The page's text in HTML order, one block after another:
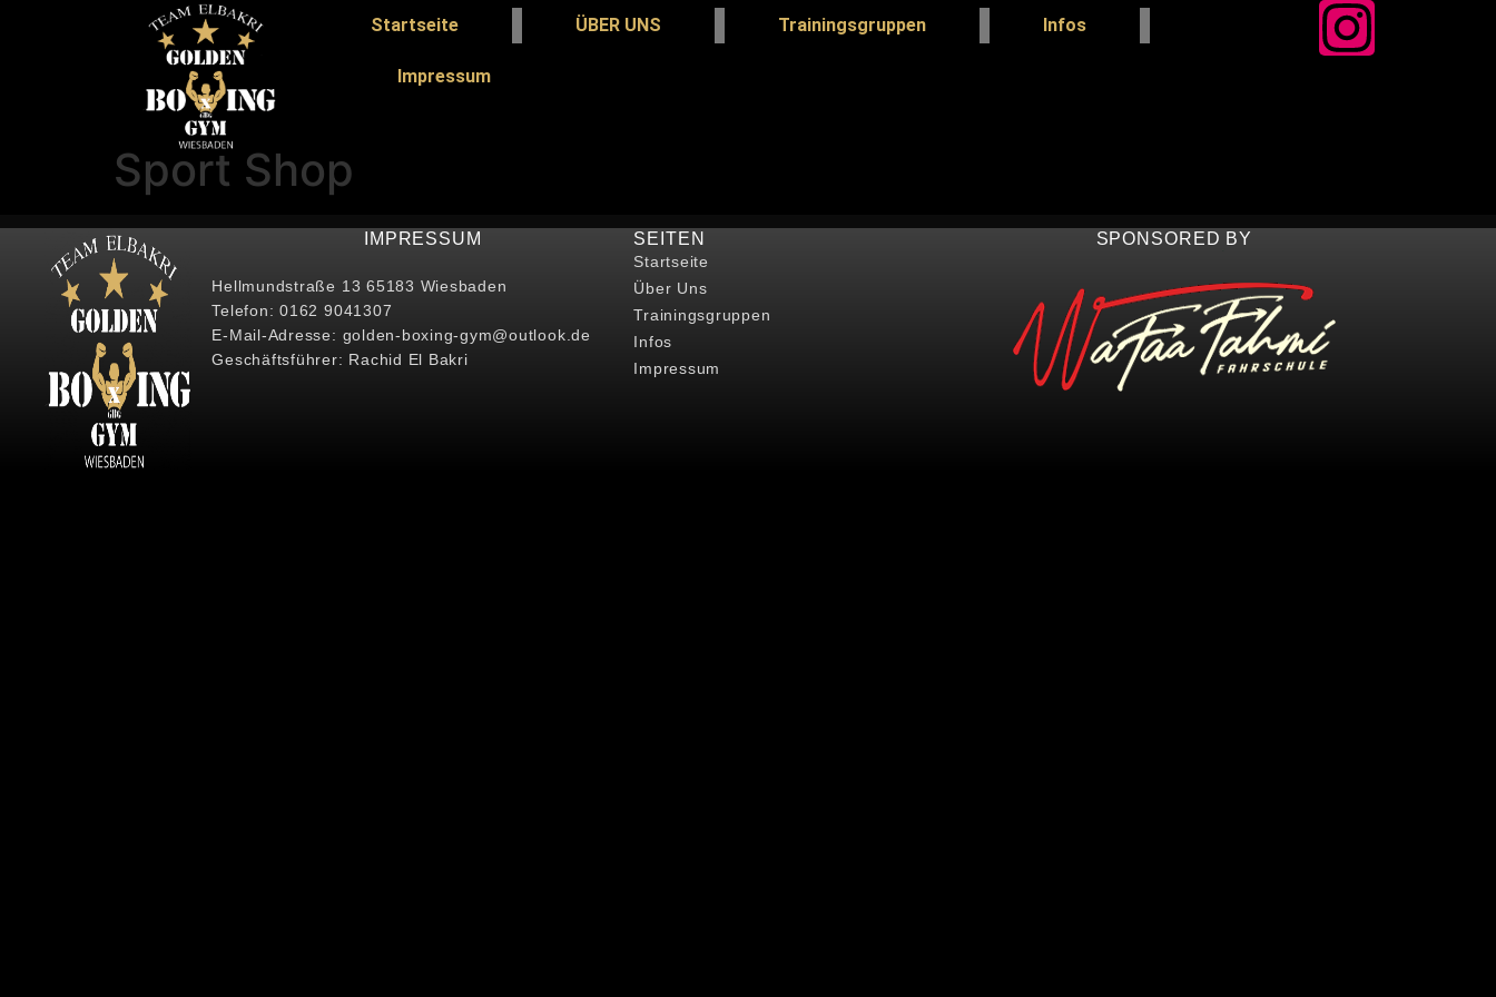
Startseite ÜBER UNS Trainingsgruppen Infos
Impressum
Sport Shop
IMPRESSUM
Hellmundstraße 13 65183 Wiesbaden
Telefon: 0162 9041307
E-Mail-Adresse: golden-boxing-gym@outlook.de
Geschäftsführer: Rachid El Bakri
SEITEN
Startseite
Über Uns
Trainingsgruppen
Infos
Impressum
SPONSORED BY